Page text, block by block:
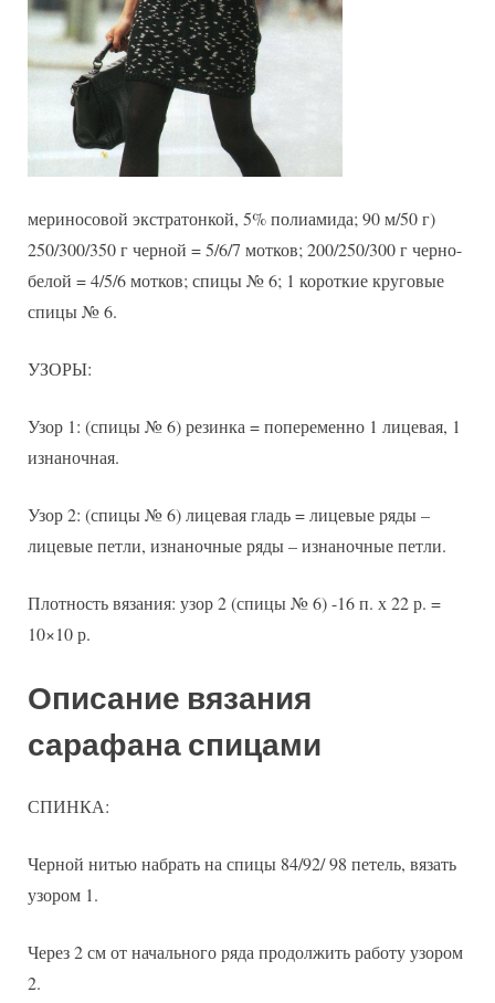
мериносовой экстратонкой, 5% полиамида; 90 м/50 г)
250/300/350 г черной = 5/6/7 мотков; 200/250/300 г черно-
белой = 4/5/6 мотков; спицы № 6; 1 короткие круговые
спицы № 6.
УЗОРЫ:
Узор 1: (спицы № 6) резинка = попеременно 1 лицевая, 1
изнаночная.
Узор 2: (спицы № 6) лицевая гладь = лицевые ряды –
лицевые петли, изнаночные ряды – изнаночные петли.
Плотность вязания: узор 2 (спицы № 6) -16 п. х 22 р. =
10×10 р.
Описание вязания
сарафана спицами
СПИНКА:
Черной нитью набрать на спицы 84/92/ 98 петель, вязать
узором 1.
Через 2 см от начального ряда продолжить работу узором
2.